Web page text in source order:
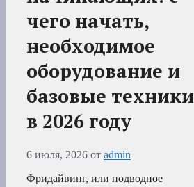
чего начать,
необходимое
оборудование и
базовые техники
в 2026 году
6 июля, 2026 от admin
Фридайвинг, или подводное